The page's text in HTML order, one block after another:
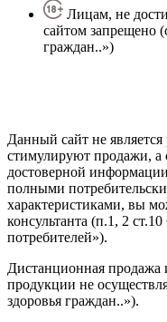
Лицам, не
сайтом запрещено
граждан..»)
Данный сайт не
стимулируют продажи, а
достоверной
полными
характеристиками, вы
консультанта (п.1, 2
потребителей»).
Дистанционная продажа
продукции не
здоровья граждан..»).